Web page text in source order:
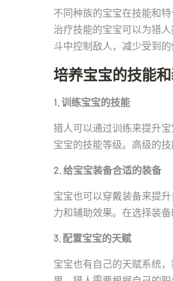
不同种族的宝宝在技能和
治疗技能的宝宝可以为猎
斗中控制敌人，减少受到的
培养宝宝的技能
1. 训练宝宝的技能
猎人可以通过训练来提升
宝宝的技能等级。高级的
2. 给宝宝装备合适的装备
宝宝也可以穿戴装备来提
力和辅助效果。在选择装
3. 配置宝宝的天赋
宝宝也有自己的天赋系统